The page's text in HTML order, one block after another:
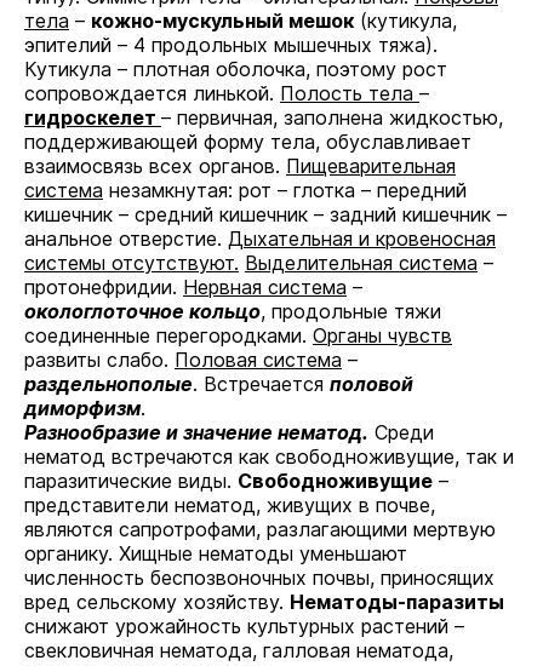
тела – кожно-мускульный мешок(кутикула,
эпителий – 4 продольных мышечных тяжа).
Кутикула – плотная оболочка, поэтому рост
сопровождается линькой. Полость тела –
гидроскелет – первичная, заполнена жидкостью,
поддерживающей форму тела, обуславливает
взаимосвязь всех органов. Пищеварительная
система незамкнутая: рот – глотка – передний
кишечник – средний кишечник – задний кишечник –
анальное отверстие. Дыхательная и кровеносная
системы отсутствуют. Выделительная система –
протонефридии. Нервная система –
окологлоточное кольцо, продольные тяжи
соединенные перегородками. Органы чувств
развиты слабо. Половая система –
раздельнополые. Встречается половой
диморфизм.
Разнообразие и значение нематод. Среди
нематод встречаются как свободноживущие, так и
паразитические виды. Свободноживущие –
представители нематод, живущих в почве,
являются сапротрофами, разлагающими мертвую
органику. Хищные нематоды уменьшают
численность беспозвоночных почвы, приносящих
вред сельскому хозяйству. Нематоды-паразиты
снижают урожайность культурных растений –
свекловичная нематода, галловая нематода,